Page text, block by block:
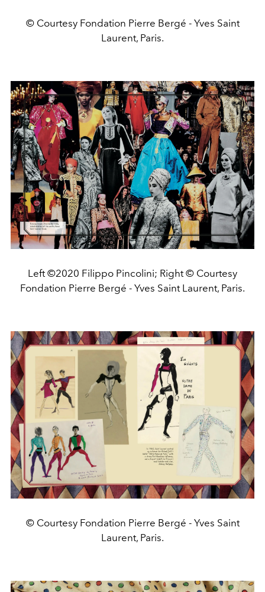
© Courtesy Fondation Pierre Bergé - Yves Saint
Laurent, Paris.
Left ©2020 Filippo Pincolini; Right © Courtesy
Fondation Pierre Bergé - Yves Saint Laurent, Paris.
© Courtesy Fondation Pierre Bergé - Yves Saint
Laurent, Paris.